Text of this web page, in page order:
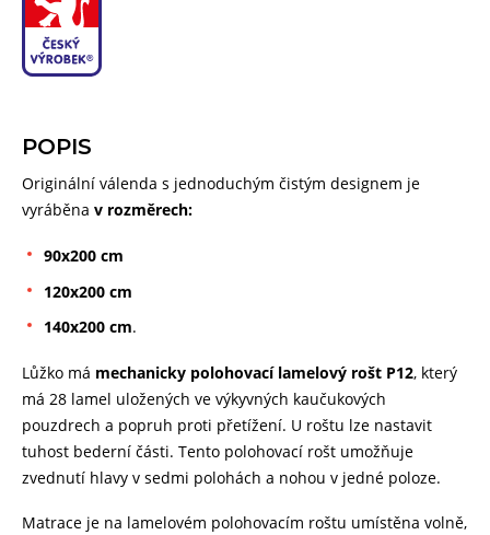
POPIS
Originální válenda s jednoduchým čistým designem je
vyráběna v rozměrech:
90x200 cm
120x200 cm
140x200 cm.
Lůžko má mechanicky polohovací lamelový rošt P12, který
má 28 lamel uložených ve výkyvných kaučukových
pouzdrech a popruh proti přetížení. U roštu lze nastavit
tuhost bederní části. Tento polohovací rošt umožňuje
zvednutí hlavy v sedmi polohách a nohou v jedné poloze.
Matrace je na lamelovém polohovacím roštu umístěna volně,